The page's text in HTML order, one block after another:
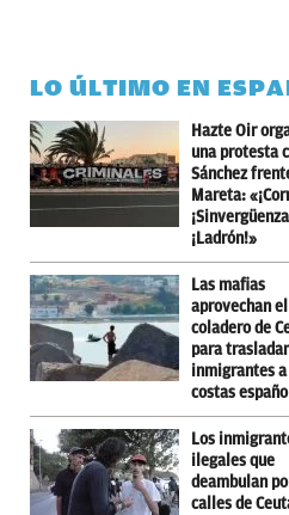
LO ÚLTIMO EN
Hazte Oir
una protesta
Sánchez
Mareta:
¡Ladrón!»
Las mafias
aprovechan el
coladero de
para trasladar
inmigrantes
costas
Los
ilegales que
deambulan
calles de